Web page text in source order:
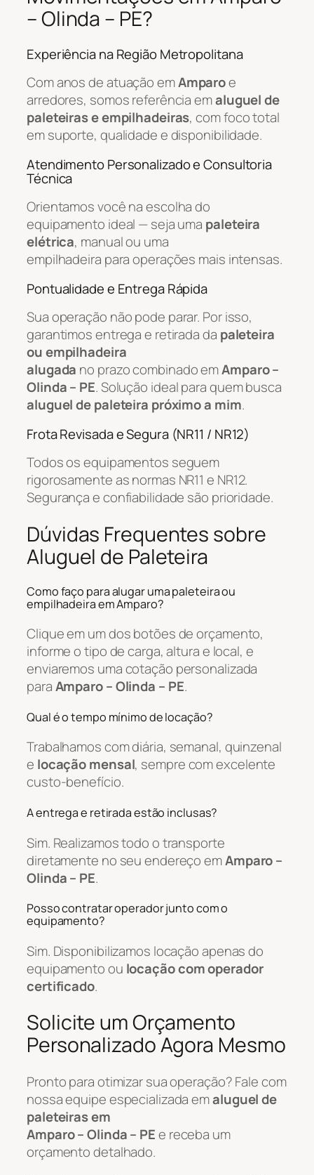
– Olinda – PE?
Experiência na Região Metropolitana
Com anos de atuação emAmparoe
arredores, somos referência emaluguel de
paleteiras e empilhadeiras, com foco total
em suporte, qualidade e disponibilidade.
Atendimento Personalizado e Consultoria
Técnica
Orientamos você na escolha do
equipamento ideal — seja uma paleteira
elétrica, manual ou uma
empilhadeira para operações mais intensas.
Pontualidade e Entrega Rápida
Sua operação não pode parar. Por isso,
garantimos entrega e retirada da paleteira
ou empilhadeira
alugada no prazo combinado emAmparo –
Olinda – PE. Solução ideal para quem busca
aluguel de paleteira próximo a mim.
Frota Revisada e Segura (NR11 / NR12)
Todos os equipamentos seguem
rigorosamente as normas NR11 e NR12.
Segurança e confiabilidade são prioridade.
Dúvidas Frequentes sobre
Aluguel de Paleteira
Como faço para alugar uma paleteira ou
empilhadeira em Amparo?
Clique em um dos botões de orçamento,
informe o tipo de carga, altura e local, e
enviaremos uma cotação personalizada
paraAmparo – Olinda – PE.
Qual é o tempo mínimo de locação?
Trabalhamos com diária, semanal, quinzenal
e locação mensal, sempre com excelente
custo-benefício.
A entrega e retirada estão inclusas?
Sim. Realizamos todo o transporte
diretamente no seu endereço emAmparo –
Olinda – PE.
Posso contratar operador junto com o
equipamento?
Sim. Disponibilizamos locação apenas do
equipamento ou locação com operador
certificado.
Solicite um Orçamento
Personalizado Agora Mesmo
Pronto para otimizar sua operação? Fale com
nossa equipe especializada emaluguel de
paleteiras em
Amparo – Olinda – PEe receba um
orçamento detalhado.